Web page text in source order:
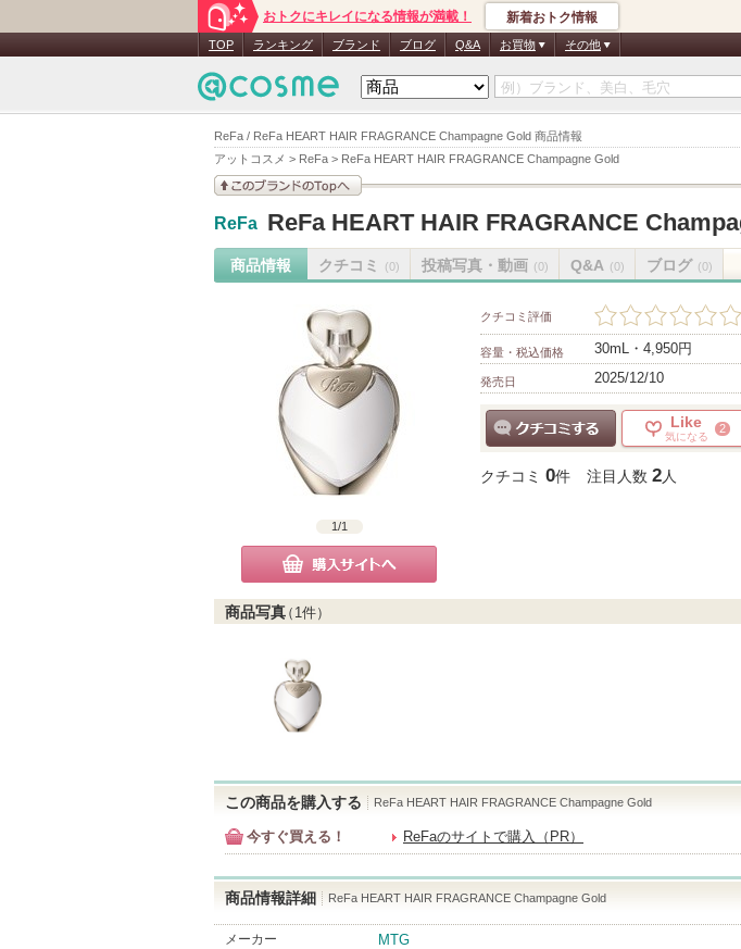
ReFa / ReFa HEART HAIR FRAGRANCE Champagne Gold 商品情報
アットコスメ > ReFa > ReFa HEART HAIR FRAGRANCE Champagne Gold
おトクにキレイになる情報が満載！ 新着おトク情報
TOP ランキング ブランド ブログ Q&A お買物 その他
ReFa ReFa HEART HAIR FRAGRANCE
商品情報 クチコミ (0) 投稿写真・動画 (0) Q&A (0) ブログ (0)
1/1
購入サイトへ
クチコミ評価
容量・税込価格 30mL・4,950円
発売日 2025/12/10
Like
気になる
2
クチコミ 0件 注目人数 2人
商品写真（ 1件）
この商品を購入する ReFa HEART HAIR FRAGRANCE Champagne Gold
今すぐ買える！ ReFaのサイトで購入（PR）
商品情報詳細 ReFa HEART HAIR FRAGRANCE Champagne Gold
メーカー MTG